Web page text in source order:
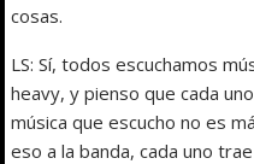
cosas.
LS: Sí, todos escuchamos
heavy, y pienso que cada
música que escucho no es
eso a la banda, cada uno